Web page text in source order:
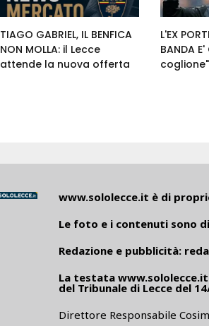
TIAGO GABRIEL, IL BENFICA
NON MOLLA: il Lecce
attende la nuova offerta
L'EX
BANDA
coglione"
www.sololecce.it è di
Le foto e i contenuti sono
Redazione e pubblicità:
La testata www.sololecce.it
del Tribunale di Lecce del
Direttore Responsabile